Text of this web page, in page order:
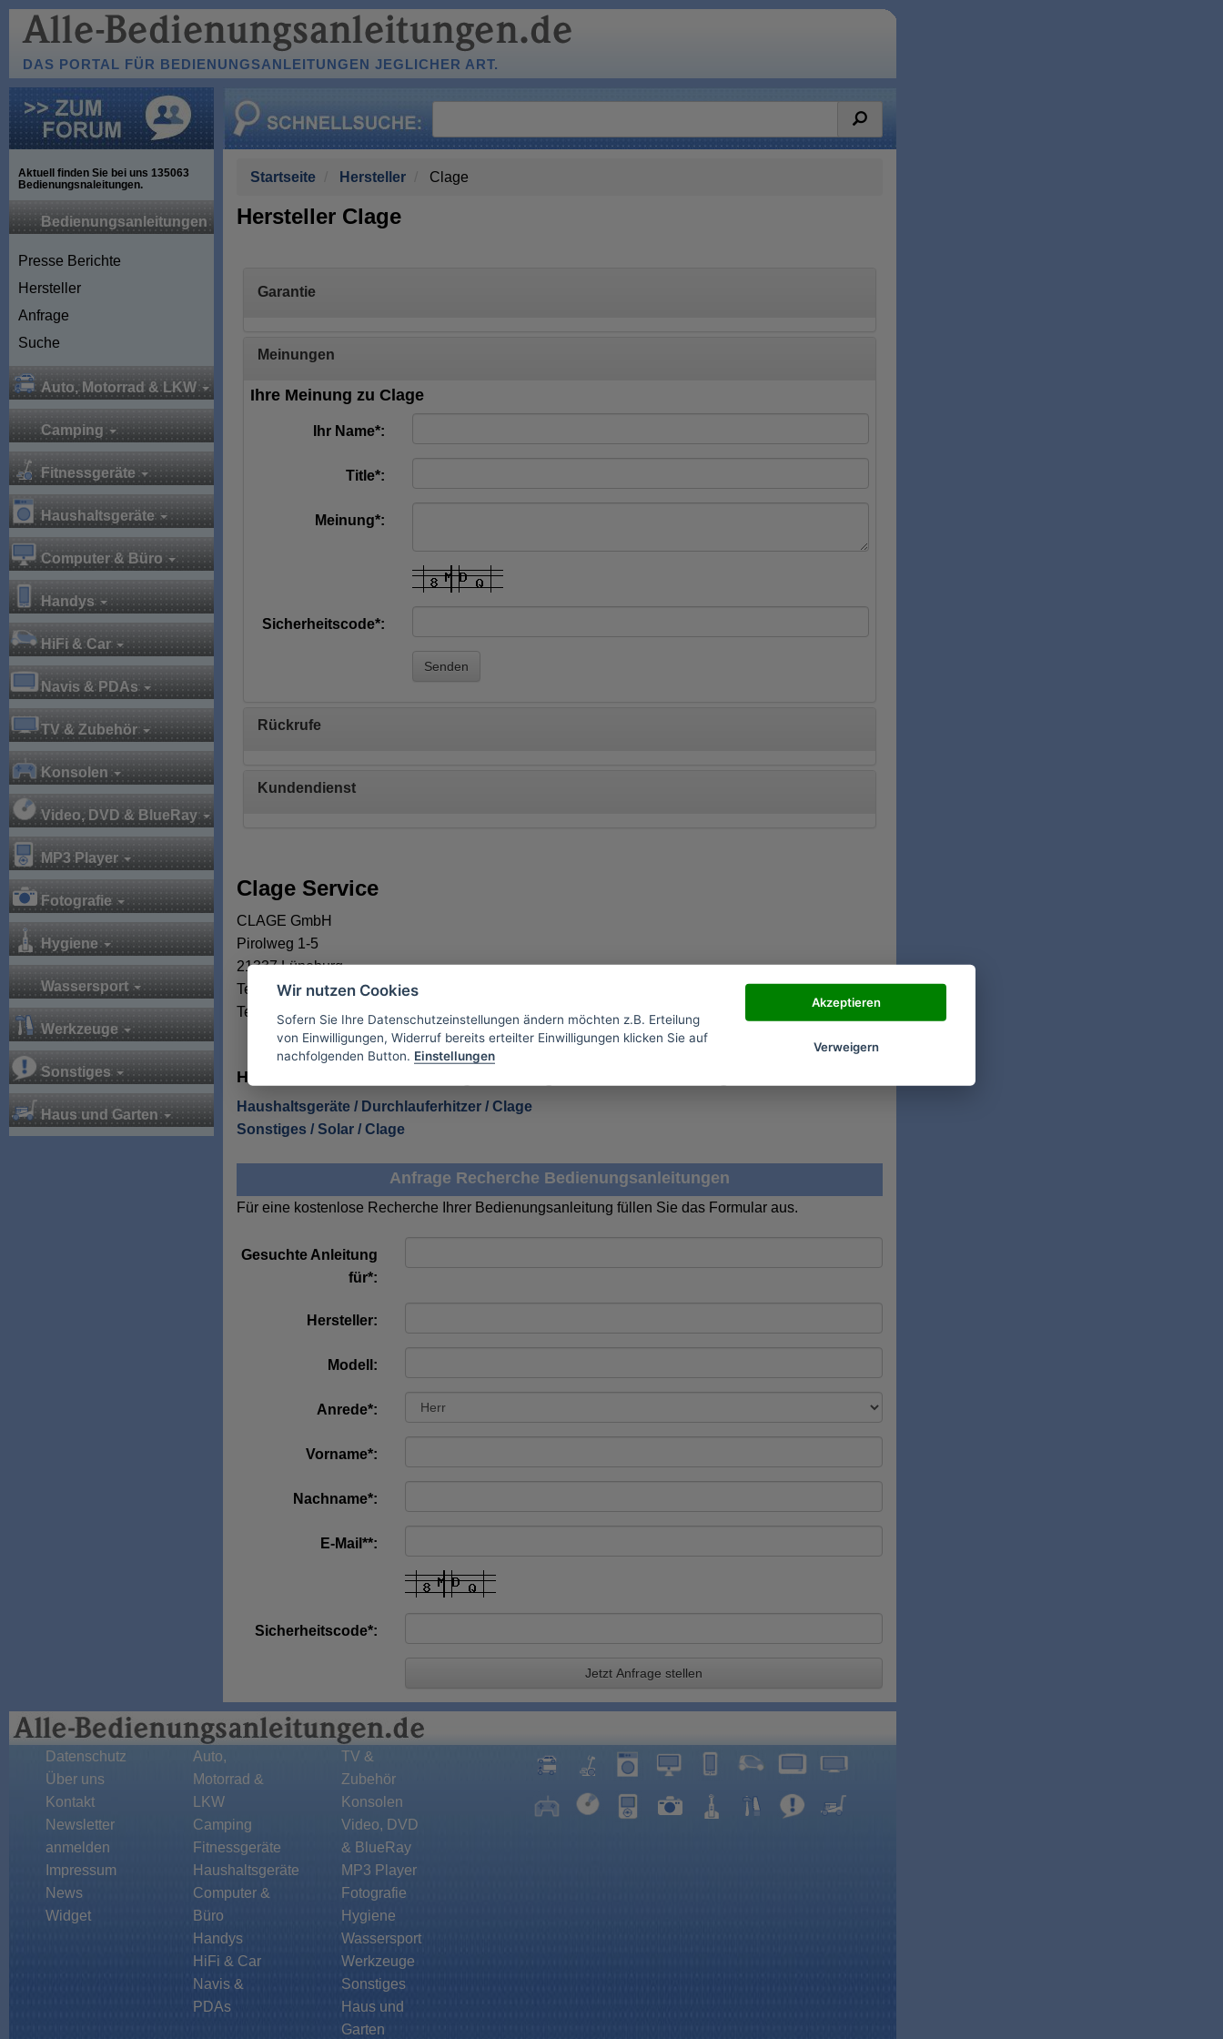
DAS PORTAL FÜR BEDIENUNGSANLEITUNGEN JEGLICHER ART.
Aktuell finden Sie bei uns 135063
Bedienungsnaleitungen.
Bedienungsanleitungen
Presse Berichte
Hersteller
Anfrage
Suche
Auto, Motorrad & LKW
Camping
Fitnessgeräte
Haushaltsgeräte
Computer & Büro
Handys
HiFi & Car
Navis & PDAs
TV & Zubehör
Konsolen
Video, DVD & BlueRay
MP3 Player
Fotografie
Hygiene
Wassersport
Werkzeuge
Sonstiges
Haus und Garten
Startseite Hersteller Clage
Hersteller Clage
Garantie
Meinungen
Ihre Meinung zu Clage
Ihr Name*:
Title*:
Meinung*:
Sicherheitscode*:
Senden
Rückrufe
Kundendienst
Clage Service
CLAGE GmbH
Pirolweg 1-5
21337 Lüneburg
Telefon +49 (0)4131 89 01 - 0
Telefax +49 (0)4131 83 200
Hier finden Sie alle Bedienungsanleitungen des Herstelles Clage
Haushaltsgeräte / Durchlauferhitzer / Clage
Sonstiges / Solar / Clage
Anfrage Recherche Bedienungsanleitungen
Für eine kostenlose Recherche Ihrer Bedienungsanleitung füllen Sie das Formular aus.
Gesuchte Anleitung
für*:
Hersteller:
Modell:
Anrede*:
Vorname*:
Nachname*:
E-Mail**:
Sicherheitscode*:
Jetzt Anfrage stellen
Datenschutz
Über uns
Kontakt
Newsletter
anmelden
Impressum
News
Widget
Auto,
Motorrad &
LKW
Camping
Fitnessgeräte
Haushaltsgeräte
Computer &
Büro
Handys
HiFi & Car
Navis &
PDAs
TV &
Zubehör
Konsolen
Video, DVD
& BlueRay
MP3 Player
Fotografie
Hygiene
Wassersport
Werkzeuge
Sonstiges
Haus und
Garten
Wir nutzen Cookies
Sofern Sie Ihre Datenschutzeinstellungen ändern möchten z.B. Erteilung
von Einwilligungen, Widerruf bereits erteilter Einwilligungen klicken Sie auf
nachfolgenden Button. Einstellungen
Akzeptieren
Verweigern